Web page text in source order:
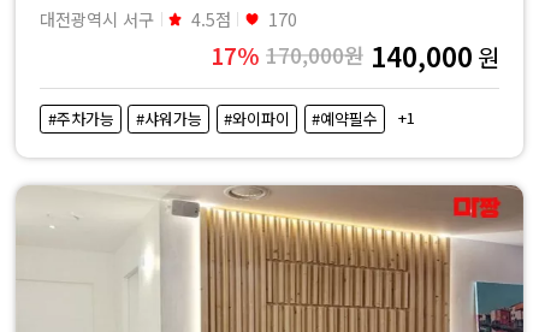
대전광역시 서구 4.5점 170
17% 170,000원 140,000 원
#주차가능 #샤워가능 #와이파이 #예약필수 +1